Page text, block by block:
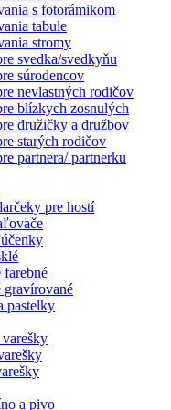
s fotorámikom
tabule
stromy
svedka/svedkyňu
súrodencov
nevlastných rodičov
blízkych zosnulých
družičky a družbov
starých rodičov
partnera/ partnerku
pre hostí
farebné
gravírované
pastelky
a pivo